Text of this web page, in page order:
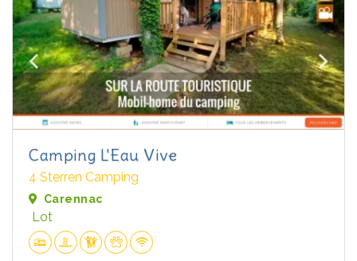
Camping L'Eau Vive
4 Sterren Camping
Carennac
Lot